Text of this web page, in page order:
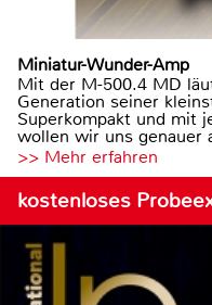
Miniatur-Wunder-Amp
Mit der M-500.4 MD
Generation seiner
Superkompakt und mit
wollen wir uns genauer
>> Mehr erfahren
kostenloses